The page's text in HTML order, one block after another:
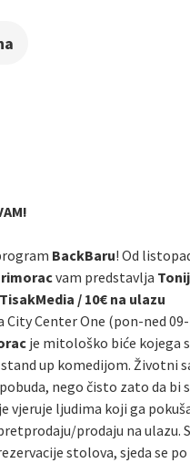
BackBaru! Od
vam predstavlja
/ 10€ na ulazu
City Center One (pon-ned
je mitološko biće kojega
up komedijom. Životni
nego čisto zato da bi
vjeruje ljudima koji ga
prodaju na
stolova, sjeda se